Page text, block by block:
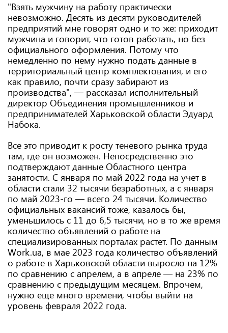
"Взять мужчину на работу практически
невозможно. Десять из десяти руководителей
предприятий мне говорят одно и то же: приходит
мужчина и говорит, что готов работать, но без
официального оформления. Потому что
немедленно по нему нужно подать данные в
территориальный центр комплектования, и его
как правило, почти сразу забирают из
производства", — рассказал исполнительный
директор Объединения промышленников и
предпринимателей Харьковской области Эдуард
Набока.
Все это приводит к росту теневого рынка труда
там, где он возможен. Непосредственно это
подтверждают данные Областного центра
занятости. С января по май 2022 года на учет в
области стали 32 тысячи безработных, а с января
по май 2023-го — всего 24 тысячи. Количество
официальных вакансий тоже, казалось бы,
уменьшилось с 11 до 6,5 тысячи, но в то же время
количество объявлений о работе на
специализированных порталах растет. По данным
Work.ua, в мае 2023 года количество объявлений
о работе в Харьковской области выросло на 12%
по сравнению с апрелем, а в апреле — на 23% по
сравнению с предыдущим месяцем. Впрочем,
нужно еще много времени, чтобы выйти на
уровень февраля 2022 года.